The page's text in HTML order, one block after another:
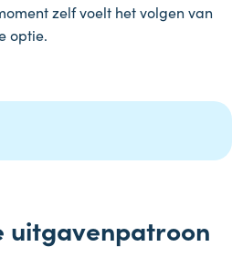
zelf voelt het volgen van
optie.
uitgavenpatroon